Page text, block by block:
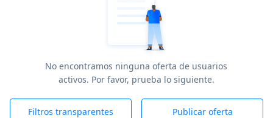
No encontramos ninguna oferta de usuarios
activos. Por favor, prueba lo siguiente.
Filtros transparentes Publicar oferta